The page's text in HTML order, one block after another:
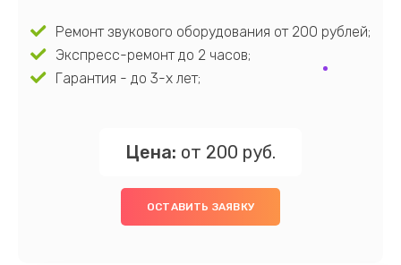
Ремонт звукового оборудования от 200 рублей;
Экспресс-ремонт до 2 часов;
Гарантия - до 3-х лет;
Цена: от 200 руб.
ОСТАВИТЬ ЗАЯВКУ